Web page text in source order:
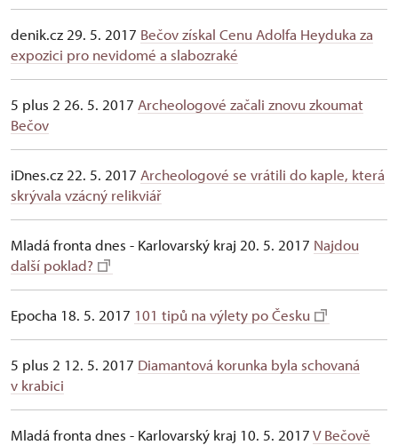
denik.cz 29. 5. 2017 Bečov získal Cenu Adolfa Heyduka za
expozici pro nevidomé a slabozraké
5 plus 2 26. 5. 2017 Archeologové začali znovu zkoumat
Bečov
iDnes.cz 22. 5. 2017 Archeologové se vrátili do kaple, která
skrývala vzácný relikviář
Mladá fronta dnes - Karlovarský kraj 20. 5. 2017 Najdou
další poklad?
Epocha 18. 5. 2017 101 tipů na výlety po Česku
5 plus 2 12. 5. 2017 Diamantová korunka byla schovaná
v krabici
Mladá fronta dnes - Karlovarský kraj 10. 5. 2017V Bečově